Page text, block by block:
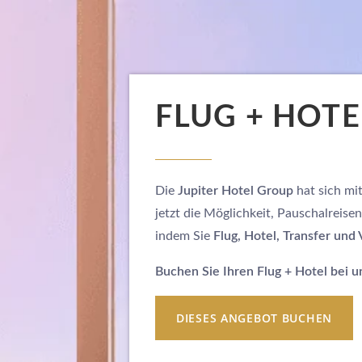
FLUG +
Die Jupiter Hotel Group hat sich mit
jetzt die Möglichkeit,
indem Sie Flug, Hotel, Transfer und
Buchen Sie Ihren Flug + Hotel bei
DIESES ANGEBOT BUCHEN